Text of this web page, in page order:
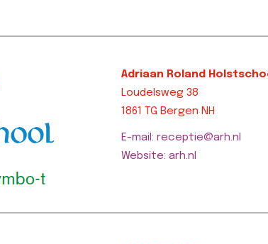
Adriaan Roland
Loudelsweg 38
1861 TG Bergen NH
E-mail: receptie@arh.nl
Website: arh.nl